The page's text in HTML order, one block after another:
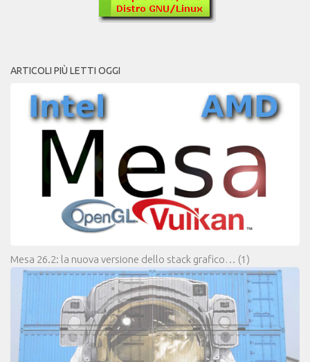
ARTICOLI PIÙ LETTI OGGI
Mesa 26.2: la nuova versione dello stack grafico… (1)